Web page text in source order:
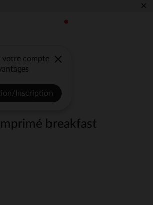
×
votre compte
Inscription
breakfast